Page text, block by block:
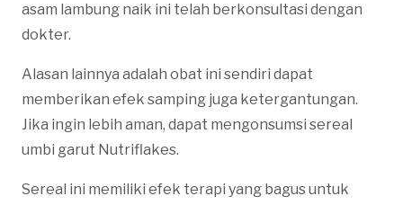
asam lambung naik ini telah berkonsultasi dengan
dokter.
Alasan lainnya adalah obat ini sendiri dapat
memberikan efek samping juga ketergantungan.
Jika ingin lebih aman, dapat mengonsumsi sereal
umbi garut Nutriflakes.
Sereal ini memiliki efek terapi yang bagus untuk